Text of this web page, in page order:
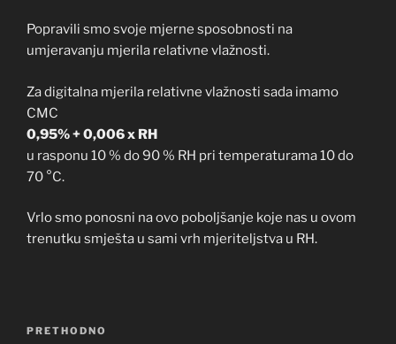
Popravili smo svoje mjerne sposobnosti na
umjeravanju mjerila relativne vlažnosti.
Za digitalna mjerila relativne vlažnosti sada imamo
CMC
0,95% + 0,006 x RH
u rasponu 10 % do 90 % RH pri temperaturama 10 do
70 °C.
Vrlo smo ponosni na ovo poboljšanje koje nas u ovom
trenutku smješta u sami vrh mjeriteljstva u RH.
Prethodna
PRETHODNO